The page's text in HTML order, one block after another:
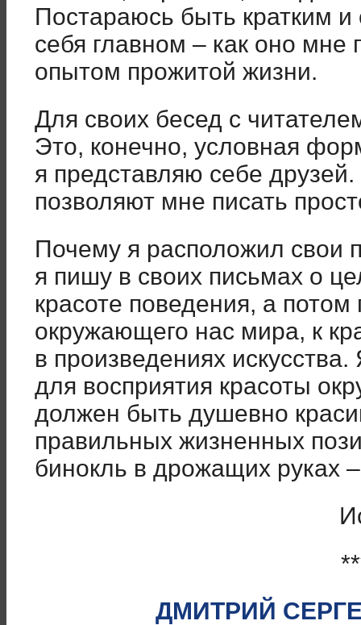
Постараюсь быть кратким
себя главном – как оно мне
опытом прожитой жизни.
Для своих бесед с
Это, конечно, условная
я представляю себе
позволяют мне писать
Почему я расположил свои
я пишу в своих письмах о
красоте поведения, а потом
окружающего нас мира, к
в произведениях
для восприятия красоты
должен быть душевно
правильных жизненных
бинокль в дрожащих руках
ДМИТРИЙ